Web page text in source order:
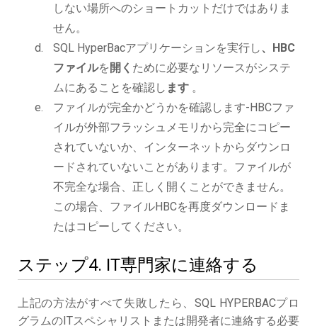
しない場所へのショートカットだけではありま
せん。
SQL HyperBacアプリケーションを実行し、HBC
ファイルを 開く ために必要なリソースがシステ
ムにあることを確認し ます 。
ファイルが完全かどうかを確認します-HBCファ
イルが外部フラッシュメモリから完全にコピー
されていないか、インターネットからダウンロ
ードされていないことがあります。ファイルが
不完全な場合、正しく開くことができません。
この場合、ファイルHBCを再度ダウンロードま
たはコピーしてください。
ステップ4. IT専門家に連絡する
上記の方法がすべて失敗したら、SQL HYPERBACプロ
グラムのITスペシャリストまたは開発者に連絡する必要